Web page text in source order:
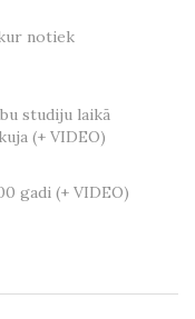
notiek
studiju laikā
(+ VIDEO)
gadi (+ VIDEO)